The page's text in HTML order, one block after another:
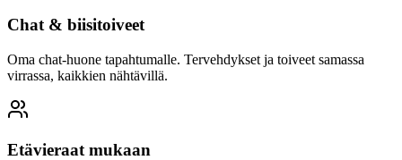
Chat & biisitoiveet
Oma chat-huone tapahtumalle. Tervehdykset ja toiveet samassa
virrassa, kaikkien nähtävillä.
Etävieraat mukaan